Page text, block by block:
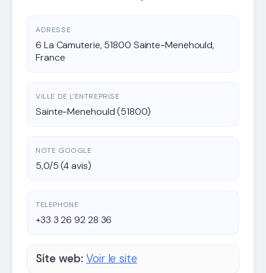
ADRESSE
6 La Camuterie, 51800 Sainte-Menehould,
France
VILLE DE L'ENTREPRISE
Sainte-Menehould (51800)
NOTE GOOGLE
5,0/5 (4 avis)
TELEPHONE
+33 3 26 92 28 36
Site web: Voir le site